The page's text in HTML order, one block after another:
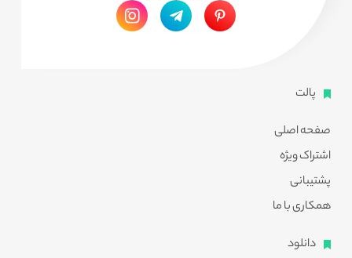
پالت
صفحه اصلی
اشتراک ویژه
پشتیبانی
همکاری با ما
دانلود